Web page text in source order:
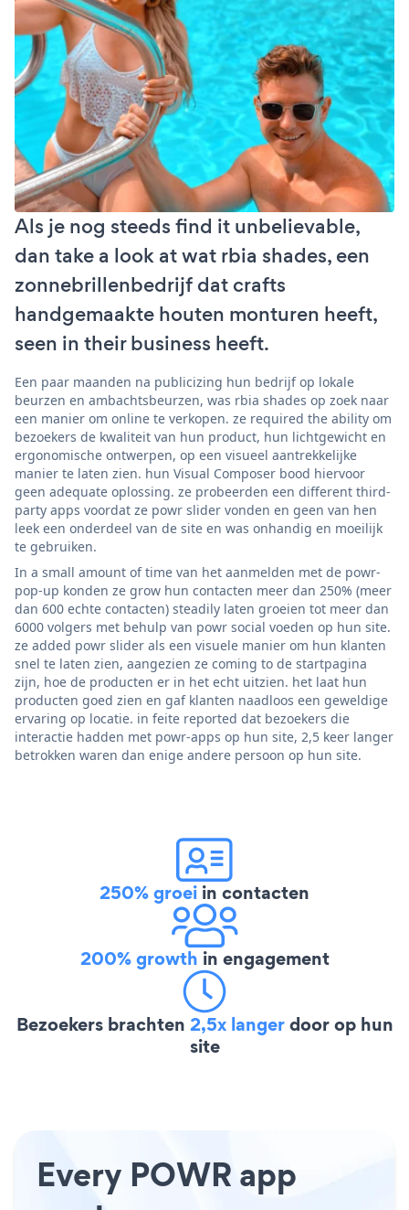
Als je nog steeds find it unbelievable,
dan take a look at wat rbia shades, een
zonnebrillenbedrijf dat crafts
handgemaakte houten monturen heeft,
seen in their business heeft.
Een paar maanden na publicizing hun bedrijf op lokale
beurzen en ambachtsbeurzen, was rbia shades op zoek naar
een manier om online te verkopen. ze required the ability om
bezoekers de kwaliteit van hun product, hun lichtgewicht en
ergonomische ontwerpen, op een visueel aantrekkelijke
manier te laten zien. hun Visual Composer bood hiervoor
geen adequate oplossing. ze probeerden een different third-
party apps voordat ze powr slider vonden en geen van hen
leek een onderdeel van de site en was onhandig en moeilijk
te gebruiken.
In a small amount of time van het aanmelden met de powr-
pop-up konden ze grow hun contacten meer dan 250% (meer
dan 600 echte contacten) steadily laten groeien tot meer dan
6000 volgers met behulp van powr social voeden op hun site.
ze added powr slider als een visuele manier om hun klanten
snel te laten zien, aangezien ze coming to de startpagina
zijn, hoe de producten er in het echt uitzien. het laat hun
producten goed zien en gaf klanten naadloos een geweldige
ervaring op locatie. in feite reported dat bezoekers die
interactie hadden met powr-apps op hun site, 2,5 keer langer
betrokken waren dan enige andere persoon op hun site.
250% groei in contacten
200% growth in engagement
Bezoekers brachten 2,5x langerdoor op hun
site
Every POWR app